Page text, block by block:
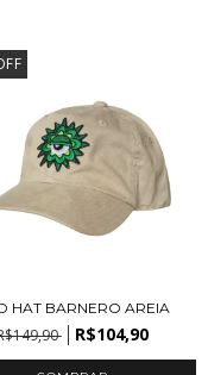
HAT BARNERO AREIA
R$104,90